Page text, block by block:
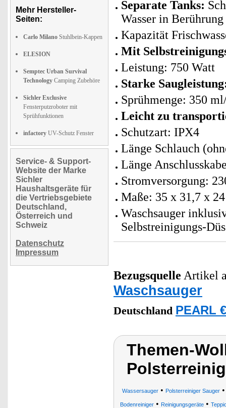
Mehr Hersteller-
Seiten:
Carlo Milano Stuhlbein-Kappen
ELESION
Semptec Urban Survival
Technology Camping Zubehöre
Sichler Exclusive
Fensterputzroboter mit
Sprühfunktionen
infactory UV-Schutz Fenster
Service- & Support-
Website der Marke
Sichler
Haushaltsgeräte für
die Vertriebsgebiete
Deutschland,
Österreich und
Schweiz
Datenschutz
Impressum
Separate Tanks:
Wasser in Berührung
Kapazität
Mit
Leistung: 750 Watt
Starke
Sprühmenge: 350
Leicht zu
Schutzart: IPX4
Länge Schlauch
Länge
Stromversorgung:
Maße: 35 x 31,7 x
Waschsauger
Selbstreinigungs-
Bezugsquelle Artikel
Waschsauger
Deutschland PEARL
Themen-
Wassersauger• Polsterreiniger Sauger
Bodenreiniger • Reinigungsgeräte •